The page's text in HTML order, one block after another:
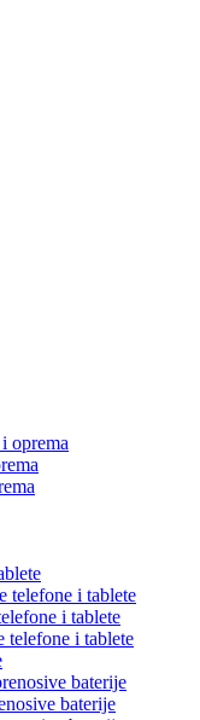
oprema
telefone i tablete
i tablete
telefone i tablete
baterije
baterije